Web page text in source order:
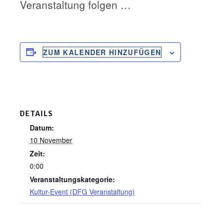
Veranstaltung folgen …
ZUM KALENDER HINZUFÜGEN
DETAILS
Datum:
10 November
Zeit:
0:00
Veranstaltungskategorie:
Kultur-Event (DFG Veranstaltung)